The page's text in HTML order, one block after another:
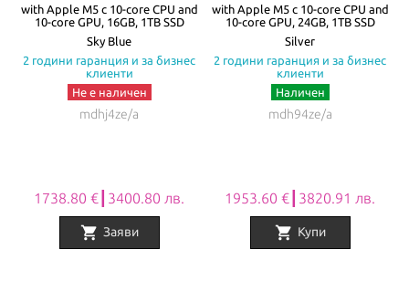
Всички Apple продукти предлагани отNovMak.comимат
стандартна международна гаранция и подлежат на гаранционно
обслужване от Apple Authorized Service Provider (официални
сервизни центрове на Apple).
with Apple M5 с 10-core CPU and
10-core GPU, 16GB, 1TB SSD
Sky Blue
2 години гаранция и за бизнес
клиенти
Не е наличен
mdhj4ze/a
1738.80 €┃3400.80 лв.
shopping_cart Заяви
with Apple M5 с 10-core CPU and
10-core GPU, 24GB, 1TB SSD
Silver
2 години гаранция и за бизнес
клиенти
Наличен
mdh94ze/a
1953.60 €┃3820.91 лв.
shopping_cart Купи